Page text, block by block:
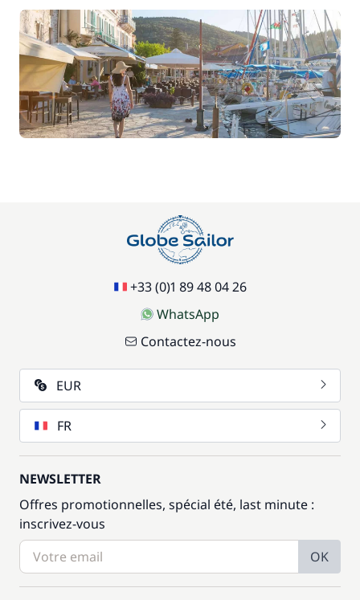
+33 (0)1 89 48 04 26
WhatsApp
Contactez-nous
EUR
FR
NEWSLETTER
Offres promotionnelles, spécial été, last minute :
inscrivez-vous
OK